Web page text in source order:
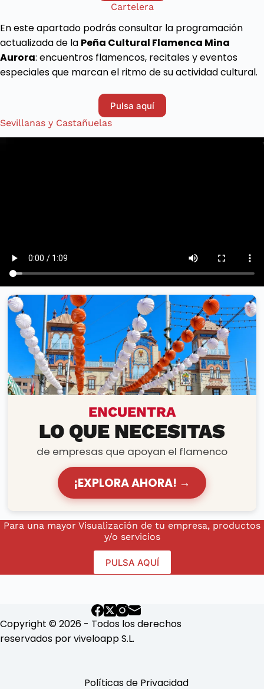
Cartelera
En este apartado podrás consultar la programación
actualizada de la Peña Cultural Flamenca Mina
Aurora: encuentros flamencos, recitales y eventos
especiales que marcan el ritmo de su actividad cultural.
Pulsa aquí
Sevillanas y Castañuelas
PRODUCTOS Y SERVICIOS
ENCUENTRA
LO QUE NECESITAS
de empresas que apoyan el flamenco
¡EXPLORA AHORA! →
Para una mayor Visualización de tu empresa, productos
y/o servicios
PULSA AQUÍ
Copyright © 2026 - Todos los derechos
reservados por viveloapp S.L.
Políticas de Privacidad